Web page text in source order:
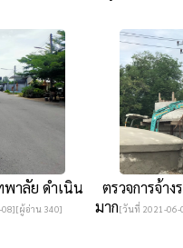
พาลัย ดำเนิน
ผู้อ่าน 340]
ตรวจการจ้า
มาก[วันที่ 2021-